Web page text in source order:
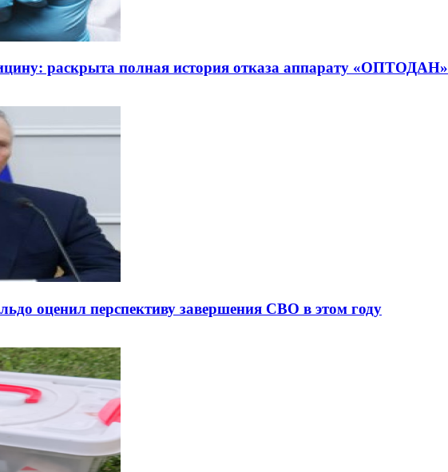
раскрыта полная история отказа аппарату «ОПТОДАН»
оценил перспективу завершения СВО в этом году